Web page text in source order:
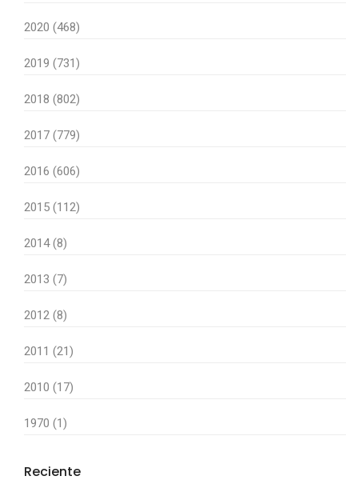
2020 (468)
2019 (731)
2018 (802)
2017 (779)
2016 (606)
2015 (112)
2014 (8)
2013 (7)
2012 (8)
2011 (21)
2010 (17)
1970 (1)
Reciente